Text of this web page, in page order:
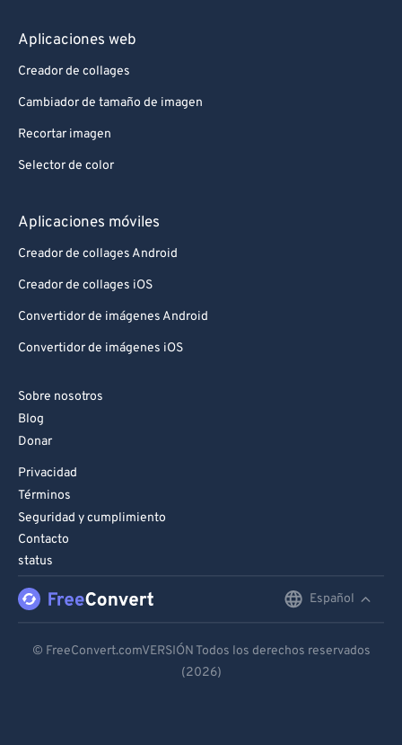
Aplicaciones web
Creador de collages
Cambiador de tamaño de imagen
Recortar imagen
Selector de color
Aplicaciones móviles
Creador de collages Android
Creador de collages iOS
Convertidor de imágenes Android
Convertidor de imágenes iOS
Sobre nosotros
Blog
Donar
Privacidad
Términos
Seguridad y cumplimiento
Contacto
status
Español
Español
© FreeConvert.comVERSIÓN Todos los derechos reservados
(2026)